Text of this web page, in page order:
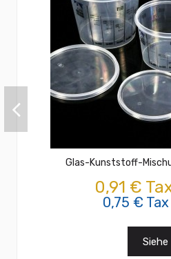
Glas-Kunststoff-
0,91 €
0,75 €
Siehe